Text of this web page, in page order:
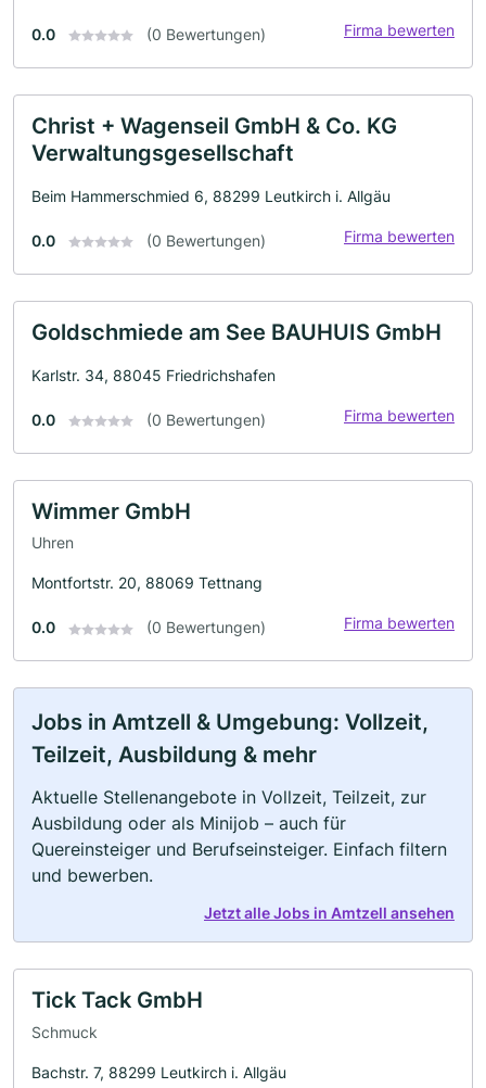
0.0 (0 Bewertungen) Firma bewerten
Christ + Wagenseil GmbH & Co. KG
Verwaltungsgesellschaft
Beim Hammerschmied 6, 88299 Leutkirch i. Allgäu
0.0 (0 Bewertungen) Firma bewerten
Goldschmiede am See BAUHUIS GmbH
Karlstr. 34, 88045 Friedrichshafen
0.0 (0 Bewertungen) Firma bewerten
Wimmer GmbH
Uhren
Montfortstr. 20, 88069 Tettnang
0.0 (0 Bewertungen) Firma bewerten
Jobs in Amtzell & Umgebung: Vollzeit,
Teilzeit, Ausbildung & mehr
Aktuelle Stellenangebote in Vollzeit, Teilzeit, zur
Ausbildung oder als Minijob – auch für
Quereinsteiger und Berufseinsteiger. Einfach filtern
und bewerben.
Jetzt alle Jobs in Amtzell ansehen
Tick Tack GmbH
Schmuck
Bachstr. 7, 88299 Leutkirch i. Allgäu